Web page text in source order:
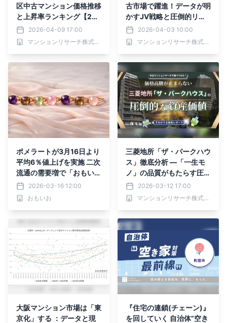
区中古マンション価格推移
と上昇率ランキング【202
6年4月最新】
2026-04-09 17:00
マンションリサーチ株式会社
古市場で躍進！データが明
かすJV戦略と圧倒的リセ
ールバリューの秘密
2026-04-03 10:00
マンションリサーチ株式会社
ポメラートが3月16日より
平均6％値上げを実施 二次
流通の需要増で「おもい
お」が査定体制を強化
2026-03-16 12:00
おもいお
三菱地所「ザ・パークハウ
ス」徹底分析 ―「一生モ
ノ」の品質がもたらす圧倒
的な資産価値 ―
2026-03-12 17:00
マンションリサーチ株式会社
大阪マンション市場は「東
京化」する ：データと現
『住宅の連鎖(チェーン)』
を回していく 自治体”空き